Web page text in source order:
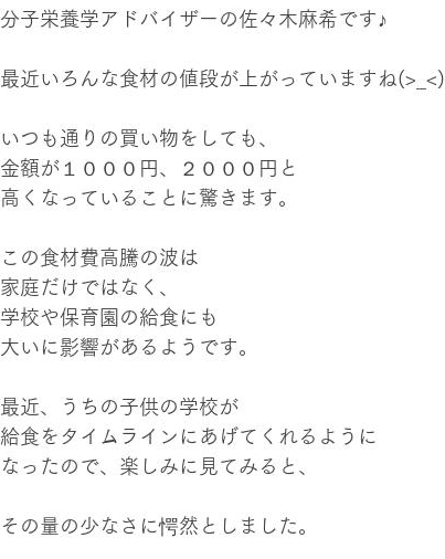
分子栄養学アドバイザーの佐々木麻希です♪
最近いろんな食材の値段が上がっていますね(>_<)
いつも通りの買い物をしても、
金額が１０００円、２０００円と
高くなっていることに驚きます。
この食材費高騰の波は
家庭だけではなく、
学校や保育園の給食にも
大いに影響があるようです。
最近、うちの子供の学校が
給食をタイムラインにあげてくれるように
なったので、楽しみに見てみると、
その量の少なさに愕然としました。